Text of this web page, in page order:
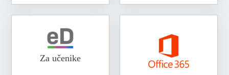
Za učenike